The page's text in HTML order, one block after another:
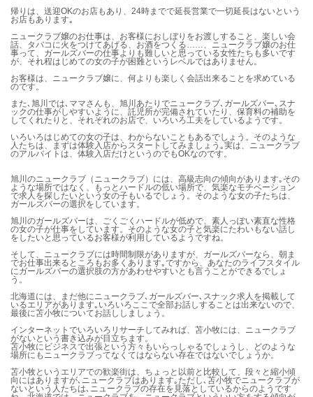
帰りは、送迎OKのお店もあり、24時までで延長営業で一切延長はないという
お店もあります｡
ニュークラブ嬢のお仕事は、お客様におしぼりをお渡しすること、楽しい会
話、タバコに火をつけてあげる、お酒をつくる……、ニュークラブ嬢のお仕
事って、ガールズバーの仕事よりも難しいと思っている女性たちも多いです
が、それ程はじめての女の子が困難というレベルではありません。
お客様は、ニュークラブ嬢に、何よりも楽しく会話出来ることを求めている
のです。
また､旭川では､ママさんも、旭川あたりでニュークラブ､ガールズバー､スナ
ックの仕事がしやすいように、託児所が完備されていたり、保育料の補助を
してくれたりと、それぞれのお店で、いろいろ工夫をしているようです。
いろいろはじめての女の子は、わからないこともあるでしょう。そのような
人たちは、まずは体験入店からスタートしてみましょう｡実は、ニュークラブ
のアルバイトは、体験入店だけというのでもOKなのです。
旭川のニュークラブ（ニュークラブ）には、高級志向の傾向があります｡その
ような場所ではなく、もっとハードルの低い場所で、気楽なモチベーション
で求人を探したいという女の子もいるでしょう。そのような女の子たちは、
ガールズバーの選択をしています。
旭川のガールズバーは、ごくごくハードルが低めで、素人っぽい素直な性格
の女の子が仕事をしています。そのような女の子と気楽にたわいもない話し
をしたいと思っているお客様が利用しているようですね。
そして、ニュークラブには時間制限がありますが、ガールズバーなら、朝ま
でお仕事出来るところもお多くあります｡ですから、あなたのライフスタイル
にガールズバーの選択肢の方があわせやすいとも言うことができるでしょ
う。
北海道には、まだ他にニュークラブ､ガールズバー､スナック求人を掲載して
いるエリアがあります｡いろいろここで全部お話しすることは出来ないので、
最後に苫小牧についてお話ししましょう。
インターネットでいろいろリサーチしてみれば、苫小牧には、ニュークラブ
がないという書き込みが目立ちます。
苫小牧にビジネスで出張という方々もいらっしゃるでしょうし、どのような
場所にもニュークラブってなくてはならない存在ではないでしょうか。
苫小牧というエリアでの歓楽街は、ちょっと以前と比較して、段々と縮小傾
向にはありますが､ニュークラブはあります｡ただし､苫小牧でニュークラブが
ないという人たちは､ニュークラブの存在を見落としているからのようです